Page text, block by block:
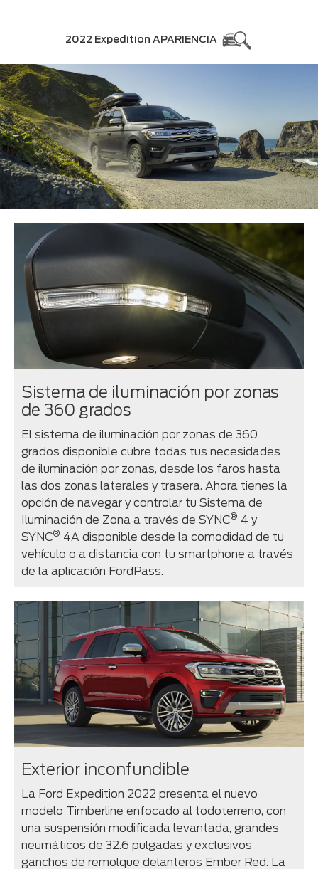
2022 Expedition APARIENCIA
Sistema de iluminación por zonas
de 360 grados
El sistema de iluminación por zonas de 360
grados disponible cubre todas tus necesidades
de iluminación por zonas, desde los faros hasta
las dos zonas laterales y trasera. Ahora tienes la
opción de navegar y controlar tu Sistema de
Iluminación de Zona a través de SYNC® 4 y
SYNC® 4A disponible desde la comodidad de tu
vehículo o a distancia con tu smartphone a través
de la aplicación FordPass.
Exterior inconfundible
La Ford Expedition 2022 presenta el nuevo
modelo Timberline enfocado al todoterreno, con
una suspensión modificada levantada, grandes
neumáticos de 32.6 pulgadas y exclusivos
ganchos de remolque delanteros Ember Red. La